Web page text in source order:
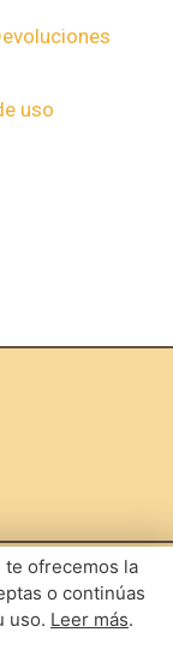
uso
te ofrecemos la
o continúas
uso. Leer más.